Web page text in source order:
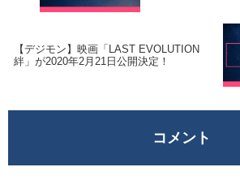
【デジモン】映画「LAST EVOLUTION
絆」が2020年2月21日公開決定！
コメント